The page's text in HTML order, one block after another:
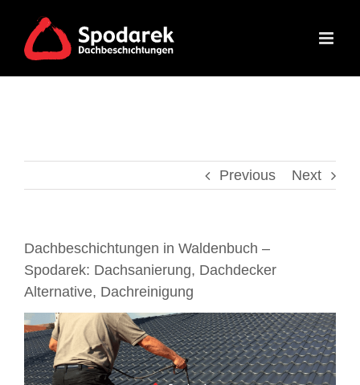
content
Previous Next
Dachbeschichtungen in Waldenbuch –
Spodarek: Dachsanierung, Dachdecker
Alternative, Dachreinigung